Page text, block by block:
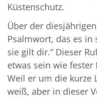
Küstenschutz.
Über der
Psalmwort, das es in
sie gilt dir.“ Dieser
etwas sein wie fester
Weil er um die kurze
weiß, aber in dieser